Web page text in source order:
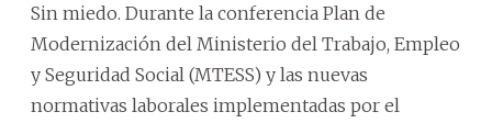
Sin miedo. Durante la conferencia Plan de
Modernización del Ministerio del Trabajo, Empleo
y Seguridad Social (MTESS) y las nuevas
normativas laborales implementadas por el